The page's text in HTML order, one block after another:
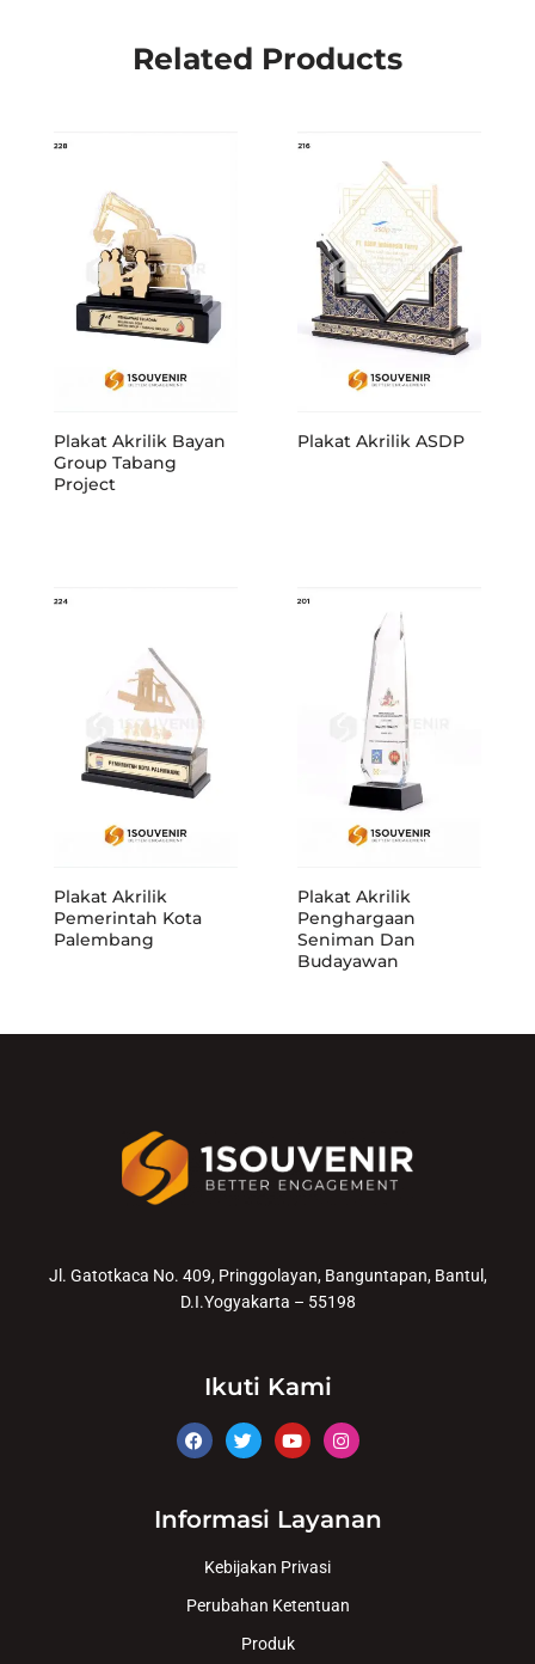
Related Products
Plakat Akrilik Bayan
Group Tabang
Project
Plakat Akrilik ASDP
Plakat Akrilik
Pemerintah Kota
Palembang
Plakat Akrilik
Penghargaan
Seniman Dan
Budayawan
Jl. Gatotkaca No. 409, Pringgolayan, Banguntapan, Bantul,
D.I.Yogyakarta – 55198
Ikuti Kami
Informasi Layanan
Kebijakan Privasi
Perubahan Ketentuan
Produk